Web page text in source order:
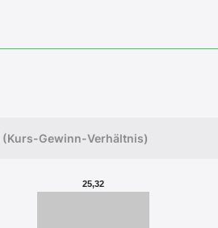
(Kurs-Gewinn-Verhältnis)
25,32